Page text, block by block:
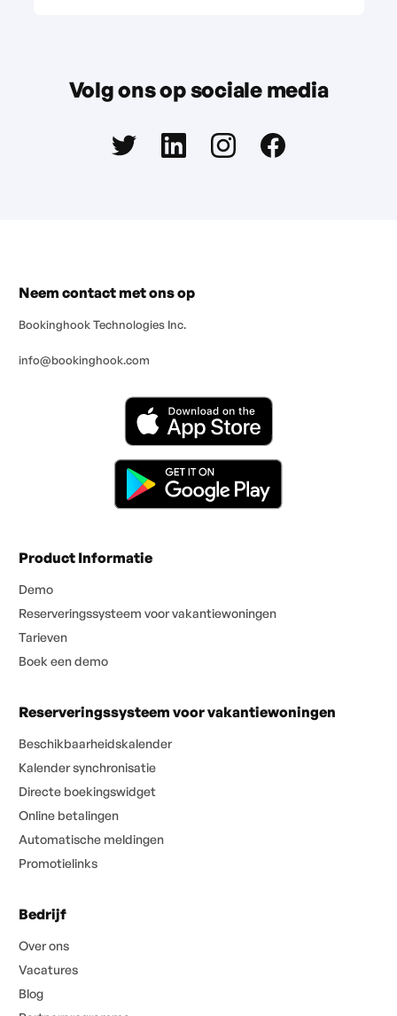
Volg ons op sociale media
Neem contact met ons op
Bookinghook Technologies Inc.
info@bookinghook.com
Product Informatie
Demo
Reserveringssysteem voor vakantiewoningen
Tarieven
Boek een demo
Reserveringssysteem voor vakantiewoningen
Beschikbaarheidskalender
Kalender synchronisatie
Directe boekingswidget
Online betalingen
Automatische meldingen
Promotielinks
Bedrijf
Over ons
Vacatures
Blog